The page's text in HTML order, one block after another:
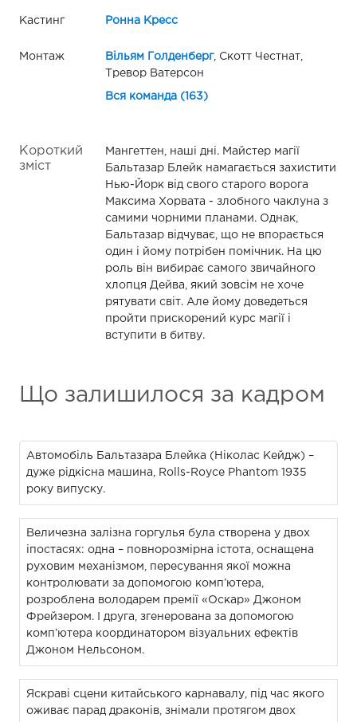
Кастинг Ронна Кресс
Монтаж Вільям Голденберг, Скотт Честнат,
Тревор Ватерсон
Вся команда (163)
Короткий
зміст
Мангеттен, наші дні. Майстер магії
Бальтазар Блейк намагається захистити
Нью-Йорк від свого старого ворога
Максима Хорвата - злобного чаклуна з
самими чорними планами. Однак,
Бальтазар відчуває, що не впорається
один і йому потрібен помічник. На цю
роль він вибирає самого звичайного
хлопця Дейва, який зовсім не хоче
рятувати світ. Але йому доведеться
пройти прискорений курс магії і
вступити в битву.
Що залишилося за кадром
Автомобіль Бальтазара Блейка (Ніколас Кейдж) –
дуже рідкісна машина, Rolls-Royce Phantom 1935
року випуску.
Величезна залізна горгулья була створена у двох
іпостасях: одна – повнорозмірна істота, оснащена
руховим механізмом, пересування якої можна
контролювати за допомогою комп’ютера,
розроблена володарем премії «Оскар» Джоном
Фрейзером. І друга, згенерована за допомогою
комп’ютера координатором візуальних ефектів
Джоном Нельсоном.
Яскраві сцени китайського карнавалу, під час якого
оживає парад драконів, знімали протягом двох